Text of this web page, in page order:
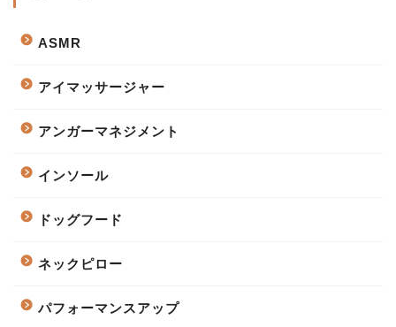
ASMR
アイマッサージャー
アンガーマネジメント
インソール
ドッグフード
ネックピロー
パフォーマンスアップ